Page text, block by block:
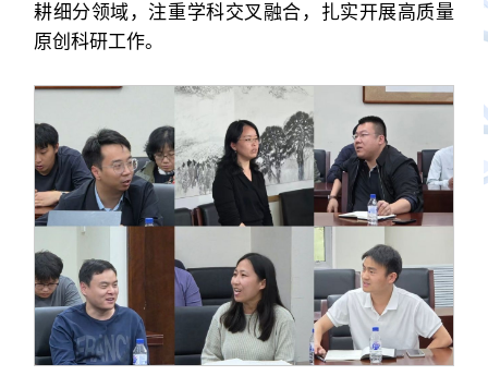
耕细分领域，注重学科交叉融合，扎实开展高质量
原创科研工作。